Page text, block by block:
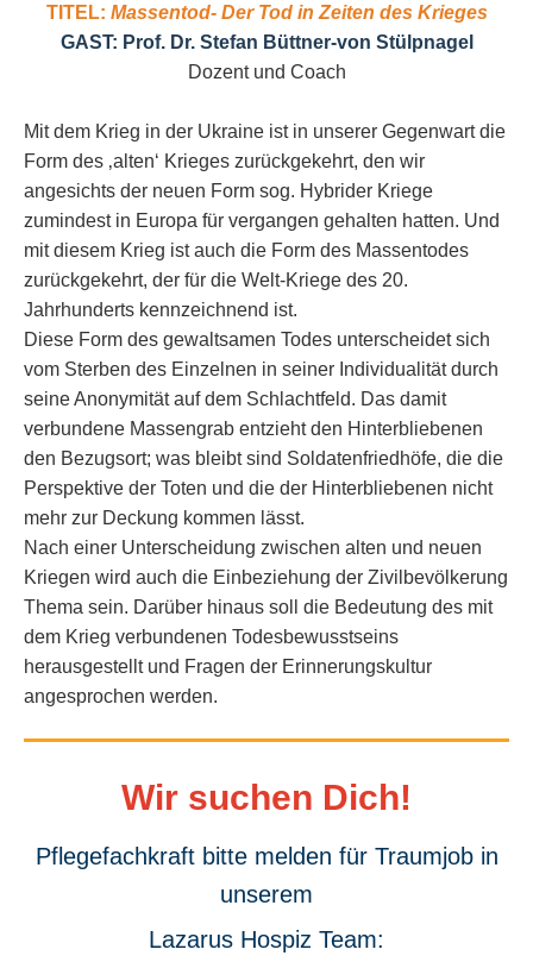
TITEL: Massentod- Der Tod in Zeiten des Krieges
GAST: Prof. Dr. Stefan Büttner-von Stülpnagel
Dozent und Coach
Mit dem Krieg in der Ukraine ist in unserer Gegenwart die
Form des ‚alten‘ Krieges zurückgekehrt, den wir
angesichts der neuen Form sog. Hybrider Kriege
zumindest in Europa für vergangen gehalten hatten. Und
mit diesem Krieg ist auch die Form des Massentodes
zurückgekehrt, der für die Welt-Kriege des 20.
Jahrhunderts kennzeichnend ist.
Diese Form des gewaltsamen Todes unterscheidet sich
vom Sterben des Einzelnen in seiner Individualität durch
seine Anonymität auf dem Schlachtfeld. Das damit
verbundene Massengrab entzieht den Hinterbliebenen
den Bezugsort; was bleibt sind Soldatenfriedhöfe, die die
Perspektive der Toten und die der Hinterbliebenen nicht
mehr zur Deckung kommen lässt.
Nach einer Unterscheidung zwischen alten und neuen
Kriegen wird auch die Einbeziehung der Zivilbevölkerung
Thema sein. Darüber hinaus soll die Bedeutung des mit
dem Krieg verbundenen Todesbewusstseins
herausgestellt und Fragen der Erinnerungskultur
angesprochen werden.
Wir suchen Dich!
Pflegefachkraft bitte melden für Traumjob in
unserem
Lazarus Hospiz Team: